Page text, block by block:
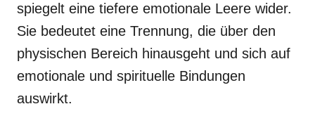
spiegelt eine tiefere emotionale Leere wider.
Sie bedeutet eine Trennung, die über den
physischen Bereich hinausgeht und sich auf
emotionale und spirituelle Bindungen
auswirkt.